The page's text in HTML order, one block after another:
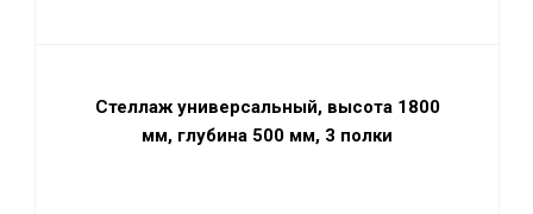
Стеллаж универсальный, высота 1800
мм, глубина 500 мм, 3 полки